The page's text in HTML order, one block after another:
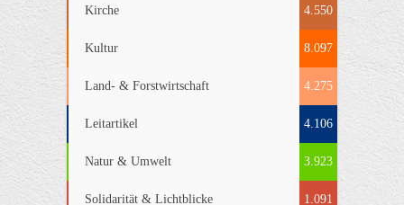
Kirche 4.550
Kultur 8.097
Land- & Forstwirtschaft 4.275
Leitartikel 4.106
Natur & Umwelt 3.923
Solidarität & Lichtblicke 1.091